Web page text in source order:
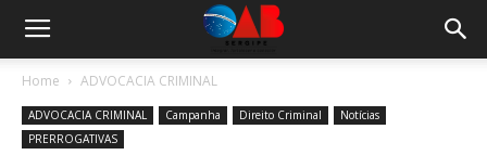
Home ADVOCACIA CRIMINAL
ADVOCACIA CRIMINAL Campanha Direito Criminal
Notícias
PRERROGATIVAS